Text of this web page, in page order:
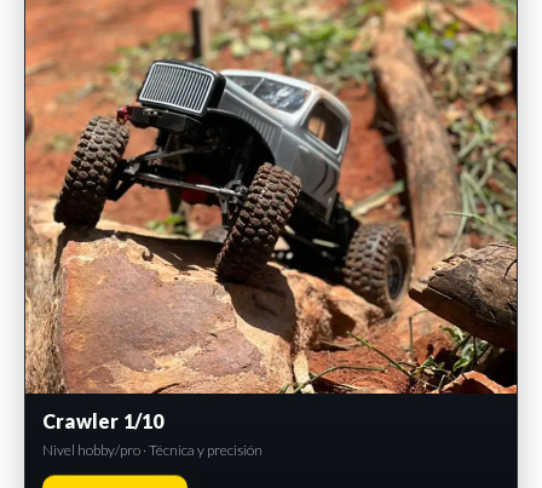
Crawler 1/10
Nivel hobby/pro · Técnica y precisión